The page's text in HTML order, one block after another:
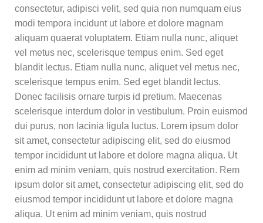
consectetur, adipisci velit, sed quia non numquam eius
modi tempora incidunt ut labore et dolore magnam
aliquam quaerat voluptatem. Etiam nulla nunc, aliquet
vel metus nec, scelerisque tempus enim. Sed eget
blandit lectus. Etiam nulla nunc, aliquet vel metus nec,
scelerisque tempus enim. Sed eget blandit lectus.
Donec facilisis ornare turpis id pretium. Maecenas
scelerisque interdum dolor in vestibulum. Proin euismod
dui purus, non lacinia ligula luctus. Lorem ipsum dolor
sit amet, consectetur adipiscing elit, sed do eiusmod
tempor incididunt ut labore et dolore magna aliqua. Ut
enim ad minim veniam, quis nostrud exercitation. Rem
ipsum dolor sit amet, consectetur adipiscing elit, sed do
eiusmod tempor incididunt ut labore et dolore magna
aliqua. Ut enim ad minim veniam, quis nostrud